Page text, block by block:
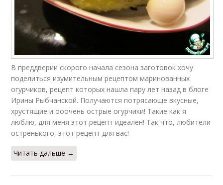
В преддверии скорого начала сезона заготовок хочу
поделиться изумительным рецептом маринованных
огурчиков, рецепт которых нашла пару лет назад в блоге
Ирины Рыбчанской. Получаются потрясающе вкусные,
хрустящие и ооочень острые огурчики! Такие как я
люблю, для меня этот рецепт идеален! Так что, любители
остренького, этот рецепт для вас!
Читать дальше →